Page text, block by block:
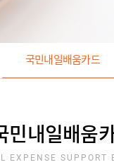
국민내일배움카드
민내일배움
EXPENSE SUPPORT